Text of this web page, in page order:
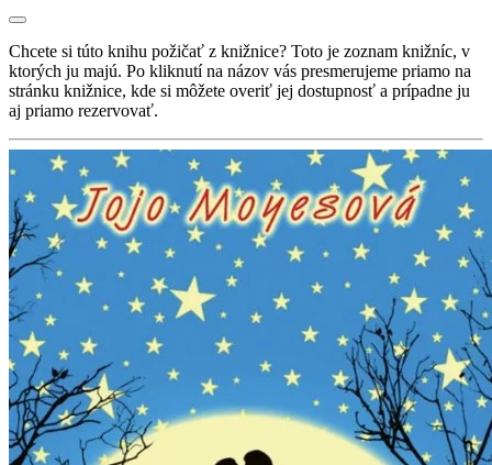
Chcete si túto knihu požičať z knižnice? Toto je zoznam knižníc, v
ktorých ju majú. Po kliknutí na názov vás presmerujeme priamo na
stránku knižnice, kde si môžete overiť jej dostupnosť a prípadne ju
aj priamo rezervovať.